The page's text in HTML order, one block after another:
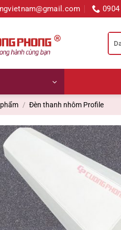
/ Đèn thanh nhôm Profile